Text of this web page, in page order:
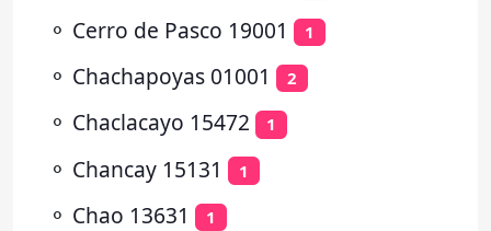
⚬ Cerro de Pasco 19001 1
⚬ Chachapoyas 01001 2
⚬ Chaclacayo 15472 1
⚬ Chancay 15131 1
⚬ Chao 13631 1